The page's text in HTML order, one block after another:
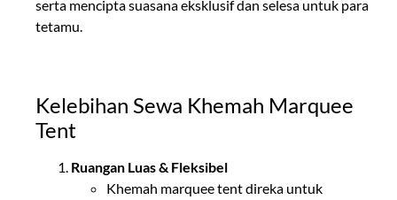
serta mencipta suasana eksklusif dan selesa untuk para
tetamu.
Kelebihan Sewa Khemah Marquee
Tent
Ruangan Luas & Fleksibel
Khemah marquee tent direka untuk